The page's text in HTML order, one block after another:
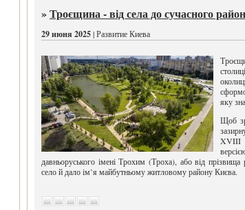
»Троєщина - від села до сучасного
29 июня 2025| Развитие Киева
яку
Щоб
XVIII
давньоруського імені Трохим (Троха), або від
село й дало ім’я майбутньому житловому району Києва.